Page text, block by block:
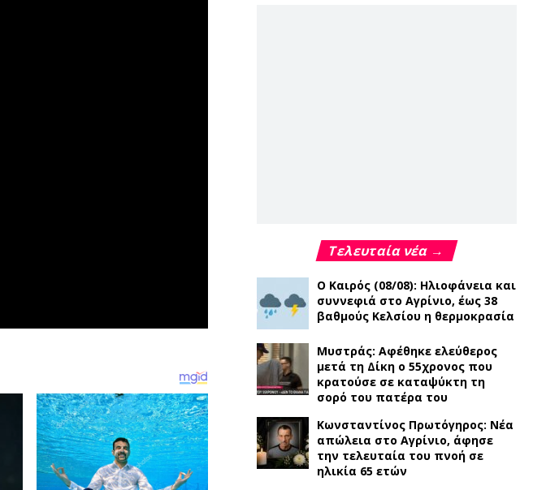
Τελευταία νέα →
Ο Καιρός (08/08): Ηλιοφάνεια και
συννεφιά στο Αγρίνιο, έως 38
βαθμούς Κελσίου η θερμοκρασία
Μυστράς: Αφέθηκε ελεύθερος
μετά τη Δίκη ο 55χρονος που
κρατούσε σε καταψύκτη τη
σορό του πατέρα του
Κωνσταντίνος Πρωτόγηρος: Νέα
απώλεια στο Αγρίνιο, άφησε
την τελευταία του πνοή σε
ηλικία 65 ετών